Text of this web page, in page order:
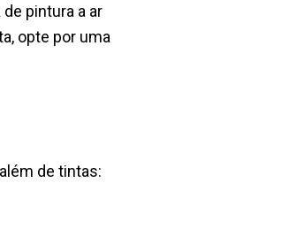
pintura a ar
opte por uma
de tintas: